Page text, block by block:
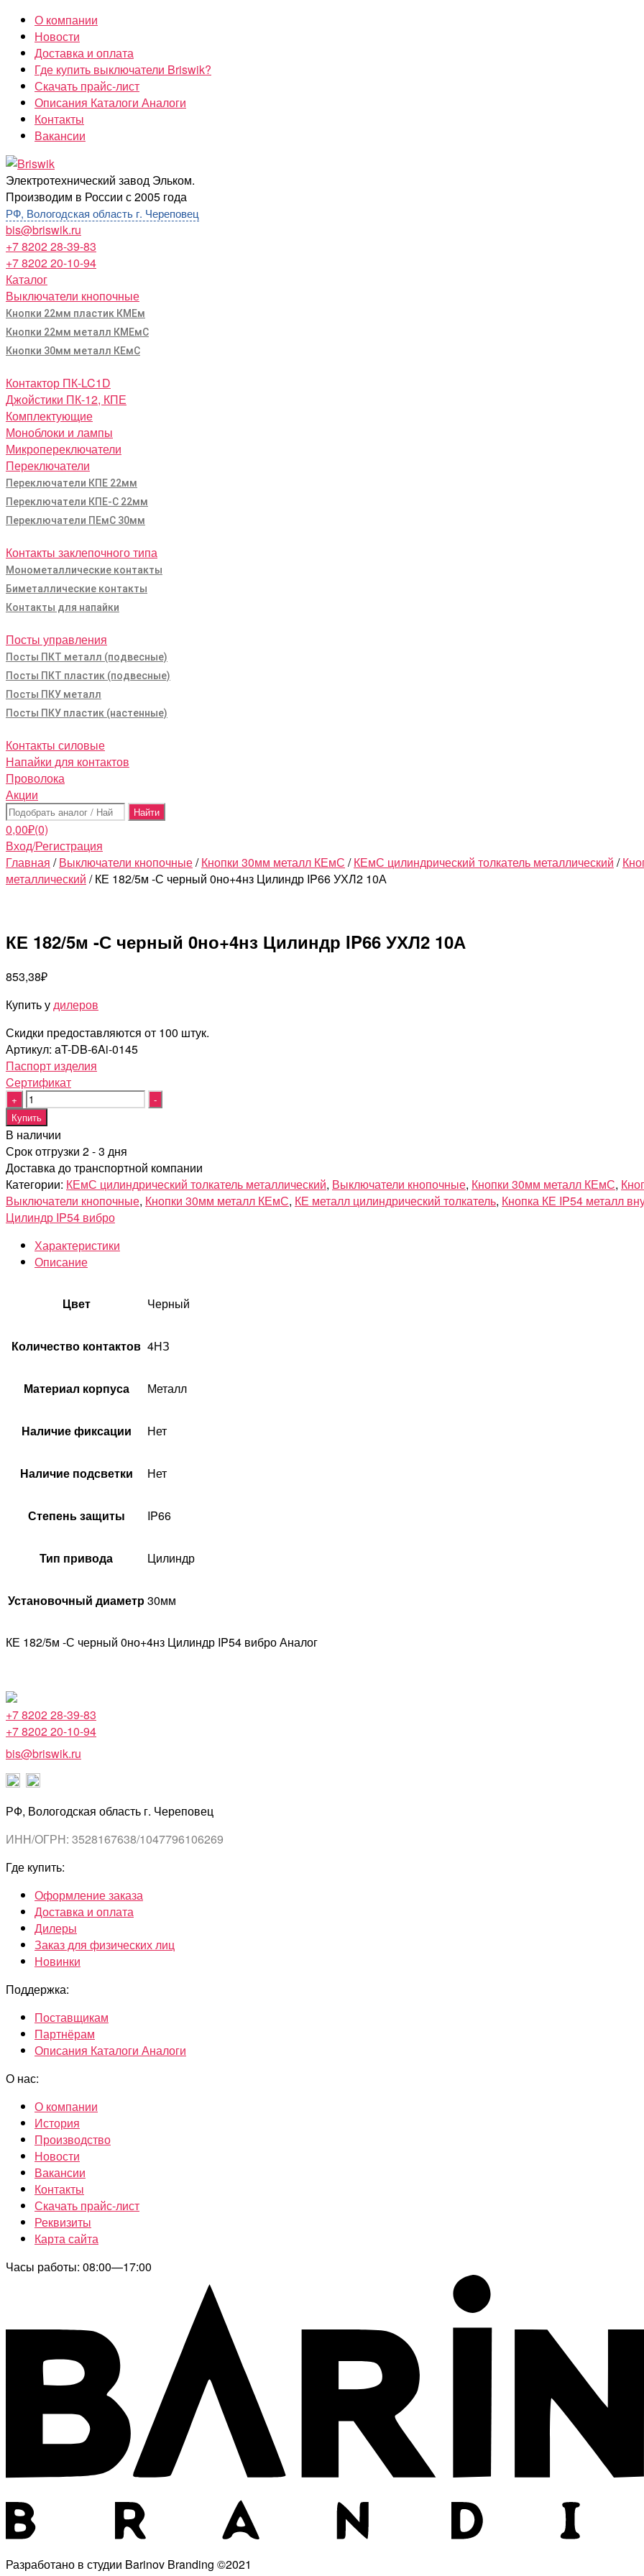
Перейти
содержимому
О компании
Новости
Доставка и оплата
Где купить выключатели Briswik?
Скачать прайс-лист
Описания Каталоги Аналоги
Контакты
Вакансии
Briswik
Электротехнический завод Эльком.
Производим в России с 2005 года
РФ, Вологодская область г. Череповец
bis@briswik.ru
+7 8202 28-39-83
+7 8202 20-10-94
Каталог
Выключатели кнопочные
Кнопки 22мм пластик КМЕм
Кнопки 22мм металл КМЕмС
Кнопки 30мм металл КЕмС
Контактор ПК-LC1D
Джойстики ПК-12, КПЕ
Комплектующие
Моноблоки и лампы
Микропереключатели
Переключатели
Переключатели КПЕ 22мм
Переключатели КПЕ-С 22мм
Переключатели ПЕмС 30мм
Контакты заклепочного типа
Монометаллические контакты
Биметаллические контакты
Контакты для напайки
Посты управления
Посты ПКТ металл (подвесные)
Посты ПКТ пластик (подвесные)
Посты ПКУ металл
Посты ПКУ пластик (настенные)
Контакты силовые
Напайки для контактов
Проволока
Акции
Поиск:
0,00₽(0)
Вход/Регистрация
Главная /Выключатели кнопочные/Кнопки 30мм металл КЕмС /КЕмС цилиндрический толкатель металлический /
металлический / КЕ 182/5м -С черный 0но+4нз Цилиндр IP66 УХЛ2 10А
КЕ 182/5м -С черный 0но+4нз Цилиндр IP66 УХЛ2 10А
853,38₽
Купить удилеров
Скидки предоставляются от 100 штук.
Артикул: aT-DB-6Ai-0145
Паспорт изделия
Cертификат
Quantity
Купить
В наличии
Срок отгрузки 2 - 3 дня
Доставка до транспортной компании
Категории: КЕмС цилиндрический толкатель металлический, Выключатели кнопочные, Кнопки 30мм металл КЕмС,
Выключатели кнопочные, Кнопки 30мм металл КЕмС, КЕ металл цилиндрический толкатель, Кнопка КЕ IP54 металл
Цилиндр IP54 вибро
Характеристики
Описание
Цвет Черный
Количество контактов 4НЗ
Материал корпуса Металл
Наличие фиксации Нет
Наличие подсветки Нет
Степень защиты IP66
Тип привода Цилиндр
Установочный диаметр30мм
КЕ 182/5м -С черный 0но+4нз Цилиндр IP54 вибро Аналог
+7 8202 28-39-83
+7 8202 20-10-94
bis@briswik.ru
РФ, Вологодская область г. Череповец
ИНН/ОГРН: 3528167638/1047796106269
Где купить:
Оформление заказа
Доставка и оплата
Дилеры
Заказ для физических лиц
Новинки
Поддержка:
Поставщикам
Партнёрам
Описания Каталоги Аналоги
О нас:
О компании
История
Производство
Новости
Вакансии
Контакты
Скачать прайс-лист
Реквизиты
Карта сайта
Часы работы: 08:00—17:00
Разработано в студии Barinov Branding ©2021